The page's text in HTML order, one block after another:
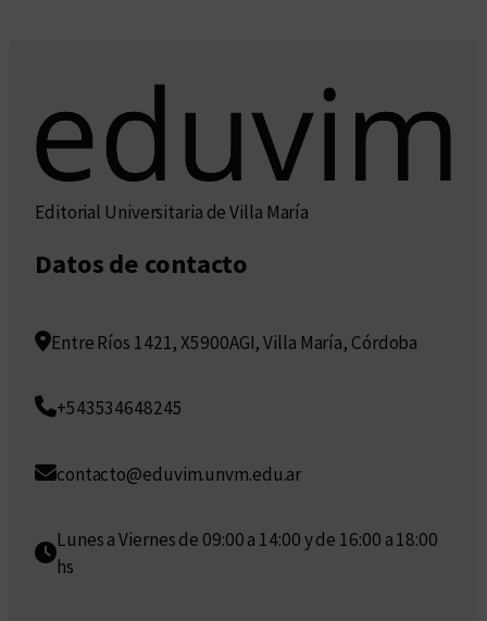
Editorial Universitaria de Villa María
Datos de contacto
Entre Ríos 1421, X5900AGI, Villa María, Córdoba
+543534648245
contacto@eduvim.unvm.edu.ar
Lunes a Viernes de 09:00 a 14:00 y de 16:00 a 18:00
hs